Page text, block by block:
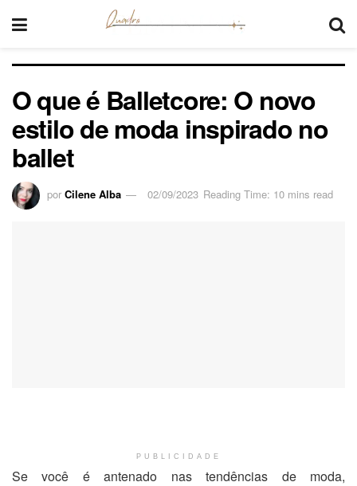
O que é Balletcore: O novo
estilo de moda inspirado no
ballet
por Cilene Alba 02/09/2023 Reading Time: 10 mins read
PUBLICIDADE
Se você é antenado nas tendências de moda,